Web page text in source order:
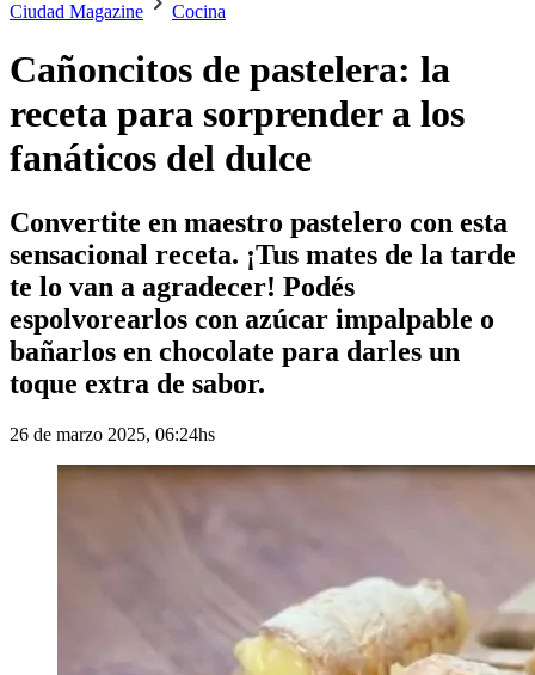
Ciudad Magazine Cocina
Cañoncitos de pastelera: la
receta para sorprender a los
fanáticos del dulce
Convertite en maestro pastelero con esta
sensacional receta. ¡Tus mates de la tarde
te lo van a agradecer! Podés
espolvorearlos con azúcar impalpable o
bañarlos en chocolate para darles un
toque extra de sabor.
26 de marzo 2025, 06:24hs